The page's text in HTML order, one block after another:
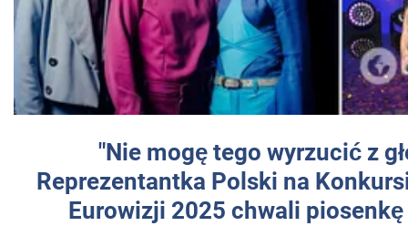
"Nie mogę tego wyrzucić z
Reprezentantka Polski na
Eurowizji 2025 chwali